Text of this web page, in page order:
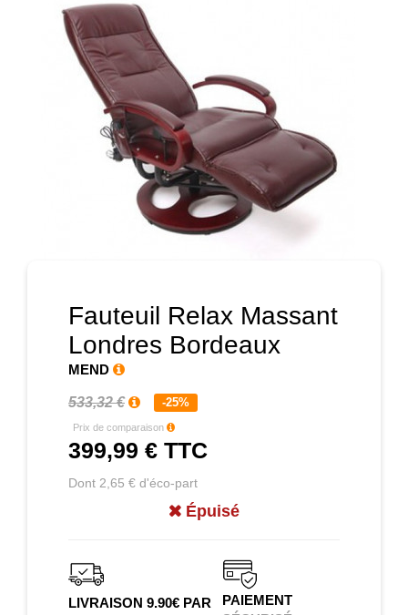
Fauteuil Relax Massant
Londres Bordeaux
MEND
533,32 € -25%
Prix de comparaison
399,99 € TTC
Dont 2,65 € d'éco-part
Épuisé
LIVRAISON 9.90€ PAR
PAIEMENT